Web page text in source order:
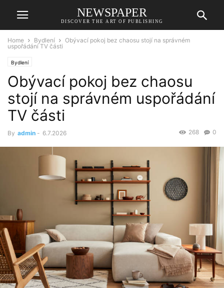
NEWSPAPER
DISCOVER THE ART OF PUBLISHING
Home Bydlení
Obývací pokoj bez chaosu stojí na správném
uspořádání TV části
Bydlení
Obývací pokoj bez chaosu
stojí na správném uspořádání
TV části
By admin - 6.7.2026 0
268